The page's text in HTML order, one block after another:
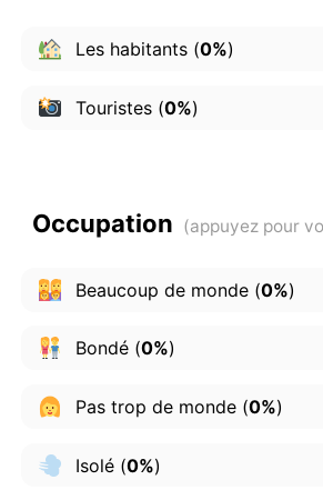
Les habitants(0%)
Touristes(0%)
Occupation
Beaucoup de monde(0%)
Bondé(0%)
Pas trop de monde(0%)
Isolé(0%)